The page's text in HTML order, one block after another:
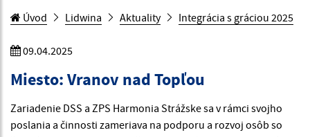
Úvod Lidwina Aktuality Integrácia s gráciou 2025
09.04.2025
Miesto: Vranov nad Topľou
Zariadenie DSS a ZPS Harmonia Strážske sa v rámci svojho
poslania a činnosti zameriava na podporu a rozvoj osôb so